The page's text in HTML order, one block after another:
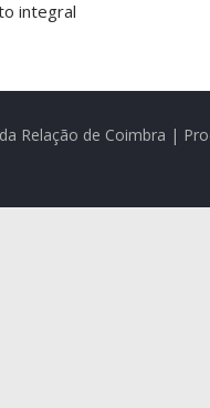
integral
Relação de Coimbra |